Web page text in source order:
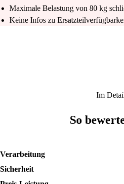
Maximale Belastung von 80 kg
Keine Infos zu
Im
So
Verarbeitung
Sicherheit